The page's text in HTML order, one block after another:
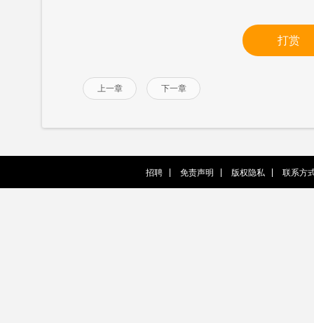
打赏
上一章 下一章
招聘 免责声明 版权隐私 联系方